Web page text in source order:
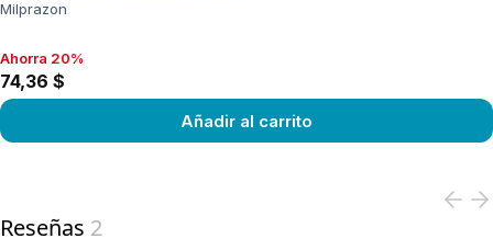
Milprazon
Ahorra 20%, 74,36 $
Ahorra 20%
74,36 $
Añadir al carrito
Reseñas 2